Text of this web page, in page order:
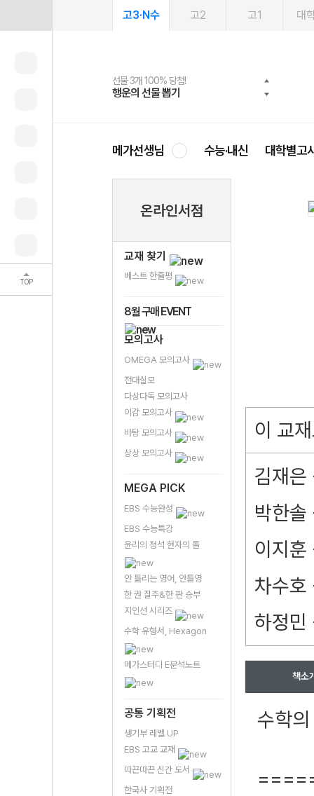
TOP
고3·N수 고2 고1 대
선물 3개 100% 당첨!
행운의 선물 뽑기
선물 100% 증정!
메가스터디 X 올리브
2027 러셀 단과
강사 공개선발
스마트러닝앱
설문 EVENT
메가패스
3일 무료 체험권
메가패스 수강생 무료혜택!
메가클럽 멤버십
사회공헌 캠페인
희망이룸 메가나눔
메가선생님 수능·내신 대학별고
온라인서점
교재 찾기
베스트 한줄평
8월 구매 EVENT
모의고사
OMEGA 모의고사
전대실모
다상다독 모의고사
이감 모의고사
바탕 모의고사
상상 모의고사
MEGA PICK
EBS 수능완성
EBS 수능특강
윤리의 정석 현자의 돌
안 틀리는 영어, 안틀영
한 권 질주&한 판 승부
지인선 시리즈
수학 유형서, Hexagon
메가스터디 E분석노트
공통 기획전
생기부 레벨 UP
EBS 고교 교재
따끈따끈 신간 도서
한국사 기획전
이 교
김재
박한
이지
차수
하정
책소
수학